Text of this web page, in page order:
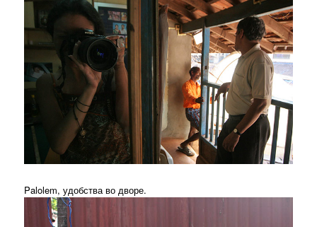
Palolem, удобства во дворе.